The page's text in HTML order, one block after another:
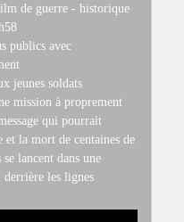
de guerre - historique
publics avec
jeunes soldats
mission à proprement
qui pourrait
et la mort de centaines de
lancent dans une
les lignes